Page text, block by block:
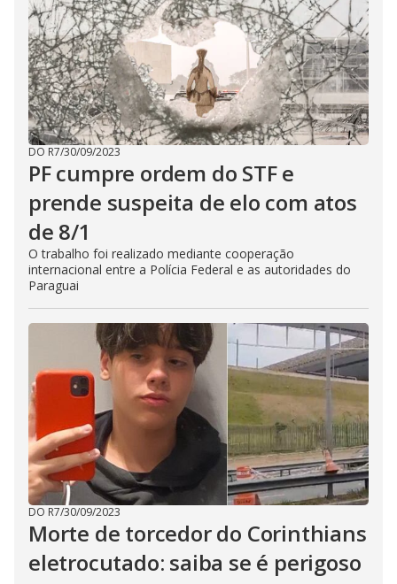
DO R7/30/09/2023
PF cumpre ordem do STF e
prende suspeita de elo com atos
de 8/1
O trabalho foi realizado mediante cooperação
internacional entre a Polícia Federal e as autoridades do
Paraguai
DO R7/30/09/2023
Morte de torcedor do Corinthians
eletrocutado: saiba se é perigoso